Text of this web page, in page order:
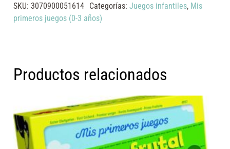
SKU:3070900051614 Categorías: Juegos infantiles, Mis
primeros juegos (0-3 años)
Productos relacionados